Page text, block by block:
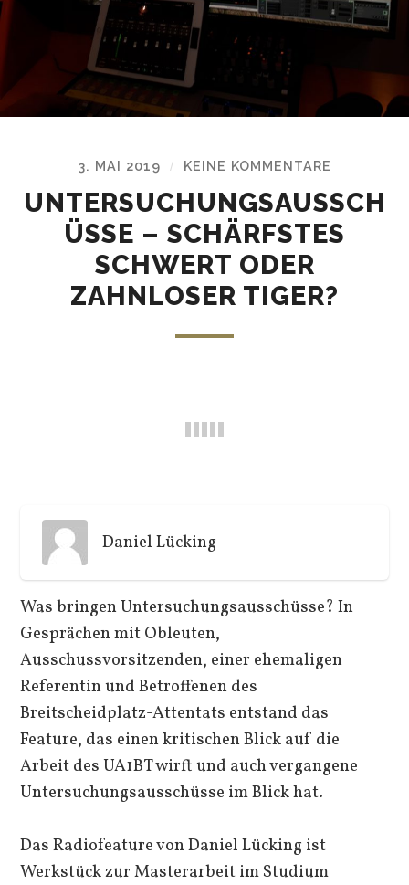
3. MAI 2019 / KEINE KOMMENTARE
UNTERSUCHUNGSAUSSCH
ÜSSE – SCHÄRFSTES
SCHWERT ODER
ZAHNLOSER TIGER?
Daniel Lücking
Was bringen Untersuchungsausschüsse? In
Gesprächen mit Obleuten,
Ausschussvorsitzenden, einer ehemaligen
Referentin und Betroffenen des
Breitscheidplatz-Attentats entstand das
Feature, das einen kritischen Blick auf die
Arbeit des UA1BT wirft und auch vergangene
Untersuchungsausschüsse im Blick hat.
Das Radiofeature von Daniel Lücking ist
Werkstück zur Masterarbeit im Studium